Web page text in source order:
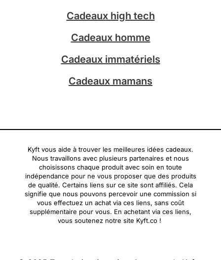
a
m
Cadeaux high tech
Cadeaux homme
Cadeaux immatériels
Cadeaux mamans
Kyft vous aide à trouver les meilleures idées cadeaux.
Nous travaillons avec plusieurs partenaires et nous
choisissons chaque produit avec soin en toute
indépendance pour ne vous proposer que des produits
de qualité. Certains liens sur ce site sont affiliés. Cela
signifie que nous pouvons percevoir une commission si
vous effectuez un achat via ces liens, sans coût
supplémentaire pour vous. En achetant via ces liens,
vous soutenez notre site Kyft.co !